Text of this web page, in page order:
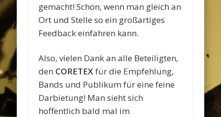
gemacht! Schön, wenn man gleich an
Ort und Stelle so ein großartiges
Feedback einfahren kann.
Also, vielen Dank an alle Beteiligten,
den CORETEX für die Empfehlung,
Bands und Publikum für eine feine
Darbietung! Man sieht sich
hoffentlich bald mal im